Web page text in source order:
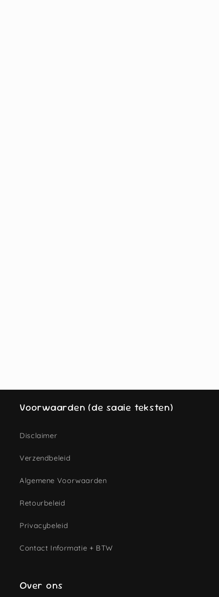
Voorwaarden (de saaie teksten)
Disclaimer
Verzendbeleid
Algemene Voorwaarden
Retourbeleid
Privacybeleid
Contact Informatie + BTW
Over ons